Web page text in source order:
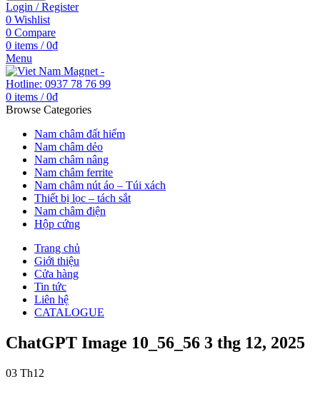
Login / Register
0 Wishlist
0 Compare
0 items / 0₫
Menu
0 items / 0₫
Browse Categories
Nam châm đất hiếm
Nam châm dẻo
Nam châm nâng
Nam châm ferrite
Nam châm nút áo – Túi xách
Thiết bị lọc – tách sắt
Nam châm điện
Hộp cứng
Trang chủ
Giới thiệu
Cửa hàng
Tin tức
Liên hệ
CATALOGUE
ChatGPT Image 10_56_56 3 thg 12, 2025
03 Th12